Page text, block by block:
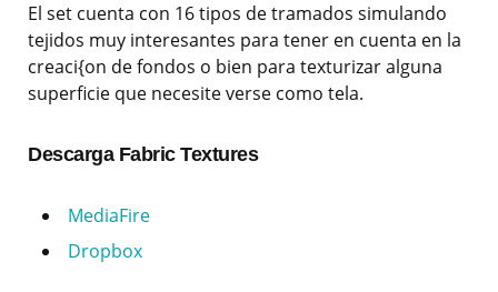
El set cuenta con 16 tipos de tramados simulando
tejidos muy interesantes para tener en cuenta en la
creaci{on de fondos o bien para texturizar alguna
superficie que necesite verse como tela.
Descarga Fabric Textures
MediaFire
Dropbox